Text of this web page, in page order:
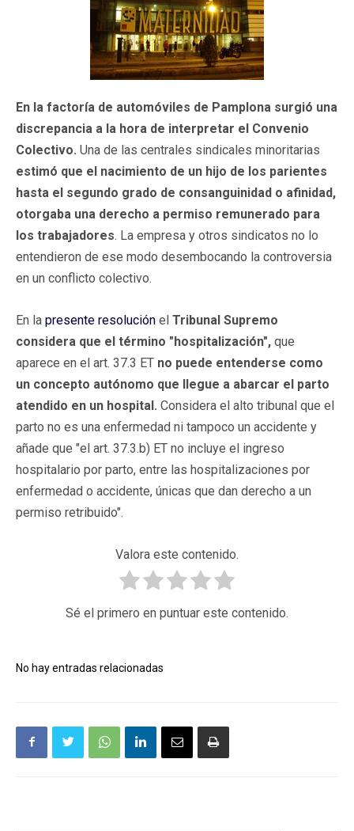
En la factoría de automóviles de Pamplona surgió una
discrepancia a la hora de interpretar el Convenio
Colectivo. Una de las centrales sindicales minoritarias
estimó que el nacimiento de un hijo de los parientes
hasta el segundo grado de consanguinidad o afinidad,
otorgaba una derecho a permiso remunerado para
los trabajadores. La empresa y otros sindicatos no lo
entendieron de ese modo desembocando la controversia
en un conflicto colectivo.
En la presente resolución el Tribunal Supremo
considera que el término "hospitalización", que
aparece en el art. 37.3 ET no puede entenderse como
un concepto autónomo que llegue a abarcar el parto
atendido en un hospital. Considera el alto tribunal que el
parto no es una enfermedad ni tampoco un accidente y
añade que "el art. 37.3.b) ET no incluye el ingreso
hospitalario por parto, entre las hospitalizaciones por
enfermedad o accidente, únicas que dan derecho a un
permiso retribuido".
Valora este contenido.
Sé el primero en puntuar este contenido.
No hay entradas relacionadas